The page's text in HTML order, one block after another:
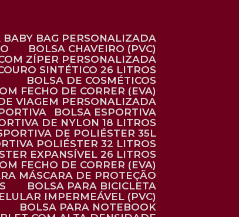
BABY BAG PERSONALIZADA
BOLSA CHAVEIRO (PVC)
COM ZÍPER PERSONALIZADA
COURO SINTÉTICO 26 LITROS
BOLSA DE COSMÉTICOS
FECHO DE CORRER (EVA)
DE VIAGEM PERSONALIZADA
BOLSA ESPORTIVA
DE NYLON 18 LITROS
DE POLIÉSTER 35L
POLIÉSTER 32 LITROS
EXPANSÍVEL 26 LITROS
FECHO DE CORRER (EVA)
MÁSCARA DE PROTEÇÃO
BOLSA PARA BICICLETA
IMPERMEÁVEL (PVC)
BOLSA PARA NOTEBOOK